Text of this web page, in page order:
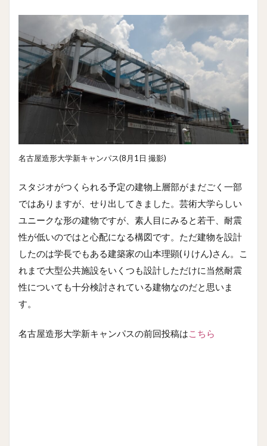
名古屋造形大学新キャンパス(8月1日 撮影)
スタジオがつくられる予定の建物上層部がまだごく一部
ではありますが、せり出してきました。芸術大学らしい
ユニークな形の建物ですが、素人目にみると若干、耐震
性が低いのではと心配になる構図です。ただ建物を設計
したのは学長でもある建築家の山本理顕(りけん)さん。こ
れまで大型公共施設をいくつも設計しただけに当然耐震
性についても十分検討されている建物なのだと思いま
す。
名古屋造形大学新キャンパスの前回投稿はこちら